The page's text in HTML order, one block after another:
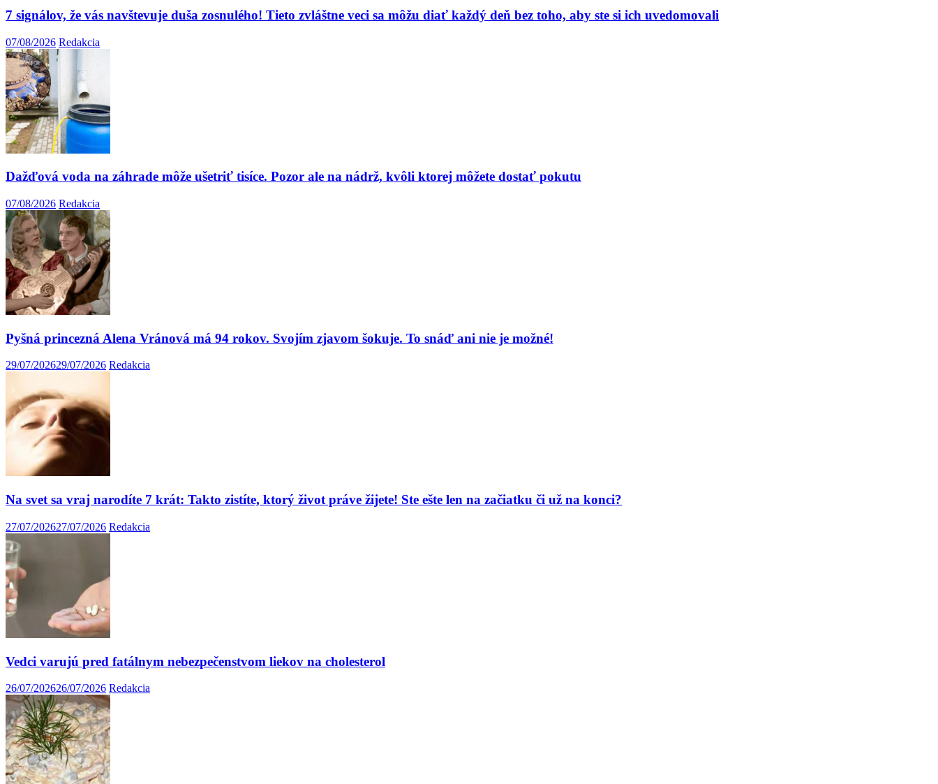
7 signálov, že vás navštevuje duša zosnulého! Tieto zvláštne veci sa môžu diať každý deň bez toho, aby ste si ich uvedomovali
07/08/2026 Redakcia
Dažďová voda na záhrade môže ušetriť tisíce. Pozor ale na nádrž, kvôli ktorej môžete dostať pokutu
07/08/2026 Redakcia
Pyšná princezná Alena Vránová má 94 rokov. Svojím zjavom šokuje. To snáď ani nie je možné!
29/07/202629/07/2026 Redakcia
Na svet sa vraj narodíte 7 krát: Takto zistíte, ktorý život práve žijete! Ste ešte len na začiatku či už na konci?
27/07/202627/07/2026 Redakcia
Vedci varujú pred fatálnym nebezpečenstvom liekov na cholesterol
26/07/202626/07/2026 Redakcia